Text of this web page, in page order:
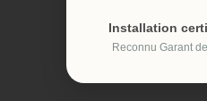
Installation
Reconnu Garant